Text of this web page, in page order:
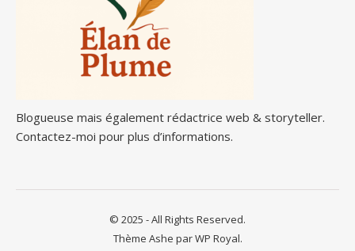
Blogueuse mais également rédactrice web & storyteller.
Contactez-moi pour plus d’informations.
© 2025 - All Rights Reserved.
Thème Ashe parWP Royal.